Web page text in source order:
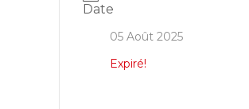
Date
05 Août 2025
Expiré!